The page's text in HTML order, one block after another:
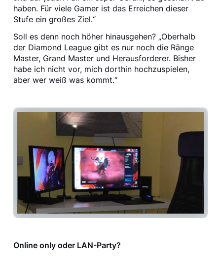
haben. Für viele Gamer ist das Erreichen dieser
Stufe ein großes Ziel.“
Soll es denn noch höher hinausgehen? „Oberhalb
der Diamond League gibt es nur noch die Ränge
Master, Grand Master und Herausforderer. Bisher
habe ich nicht vor, mich dorthin hochzuspielen,
aber wer weiß was kommt.“
Online only oder LAN-Party?